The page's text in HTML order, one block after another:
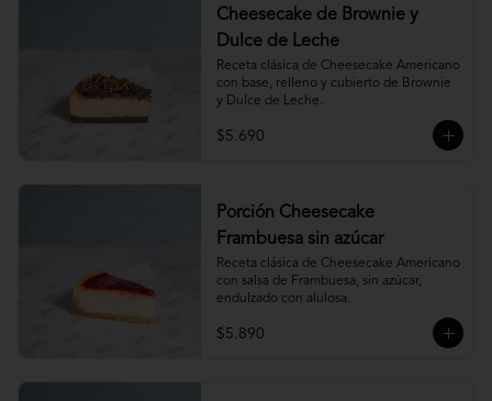
Cheesecake de Brownie y
Dulce de Leche
Receta clásica de Cheesecake Americano
con base, relleno y cubierto de Brownie
y Dulce de Leche.
$5.690
Porción Cheesecake
Frambuesa sin azúcar
Receta clásica de Cheesecake Americano
con salsa de Frambuesa, sin azúcar,
endulzado con alulosa.
$5.890